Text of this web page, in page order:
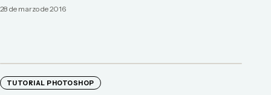
28 de marzo de 2016
TUTORIAL PHOTOSHOP